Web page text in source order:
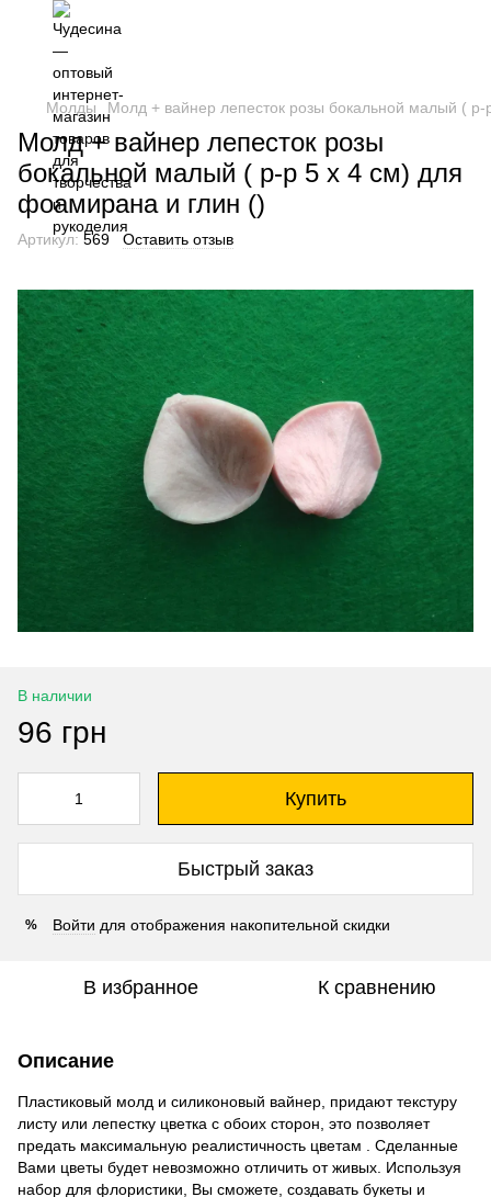
Молды Молд + вайнер лепесток розы бокальной малый (
Молд + вайнер лепесток розы
бокальной малый ( р-р 5 х 4 см) для
фоамирана и глин ()
Артикул: 569 Оставить отзыв
В наличии
96 грн
Купить
Быстрый заказ
% Войти для отображения накопительной скидки
В избранное К сравнению
Описание
Пластиковый молд и силиконовый вайнер, придают текстуру
листу или лепестку цветка с обоих сторон, это позволяет
предать максимальную реалистичность цветам . Сделанные
Вами цветы будет невозможно отличить от живых. Используя
набор для флористики, Вы сможете, создавать букеты и